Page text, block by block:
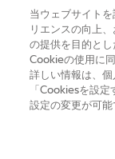
ヘルプ
バボラについて
当ウェブサイト
リエンスの向上
の提供を目的と
Cookieの使用に
詳しい情報は、個
「Cookiesを設
設定の変更が可能